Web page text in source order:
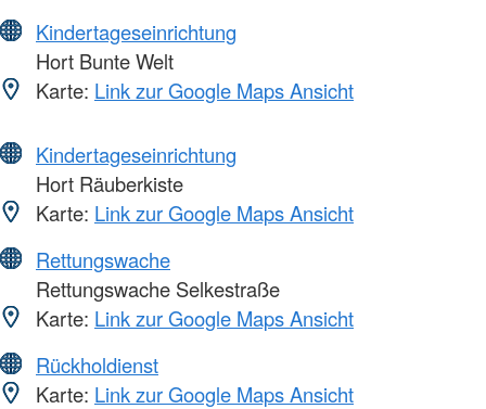
Kindertageseinrichtung
Hort Bunte Welt
Karte: Link zur Google Maps Ansicht
Kindertageseinrichtung
Hort Räuberkiste
Karte: Link zur Google Maps Ansicht
Rettungswache
Rettungswache Selkestraße
Karte: Link zur Google Maps Ansicht
Rückholdienst
Karte: Link zur Google Maps Ansicht